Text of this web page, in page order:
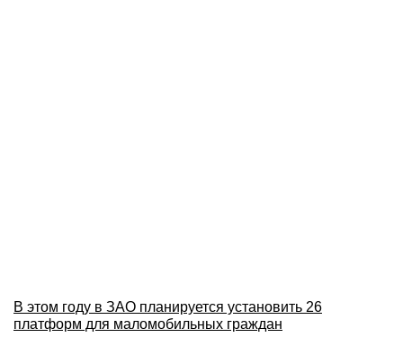
В этом году в ЗАО планируется установить 26
платформ для маломобильных граждан